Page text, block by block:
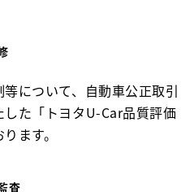
について、自動車公正取引
た「トヨタU-Car品質評価
ます。
査